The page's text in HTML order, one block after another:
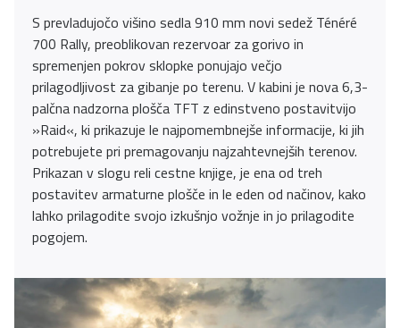
S prevladujočo višino sedla 910 mm novi sedež Ténéré
700 Rally, preoblikovan rezervoar za gorivo in
spremenjen pokrov sklopke ponujajo večjo
prilagodljivost za gibanje po terenu. V kabini je nova 6,3-
palčna nadzorna plošča TFT z edinstveno postavitvijo
»Raid«, ki prikazuje le najpomembnejše informacije, ki jih
potrebujete pri premagovanju najzahtevnejših terenov.
Prikazan v slogu reli cestne knjige, je ena od treh
postavitev armaturne plošče in le eden od načinov, kako
lahko prilagodite svojo izkušnjo vožnje in jo prilagodite
pogojem.